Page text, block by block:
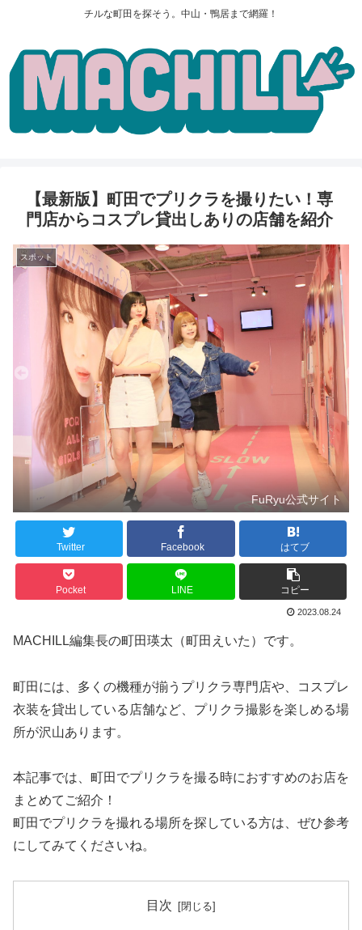
チルな町田を探そう。中山・鴨居まで網羅！
【最新版】町田でプリクラを撮りたい！専
門店からコスプレ貸出しありの店舗を紹介
スポット
FuRyu公式サイト
Twitter Facebook はてブ
Pocket LINE コピー
2023.08.24
MACHILL編集長の町田瑛太（町田えいた）です。
町田には、多くの機種が揃うプリクラ専門店や、コスプレ
衣装を貸出している店舗など、プリクラ撮影を楽しめる場
所が沢山あります。
本記事では、町田でプリクラを撮る時におすすめのお店を
まとめてご紹介！
町田でプリクラを撮れる場所を探している方は、ぜひ参考
にしてみてくださいね。
目次